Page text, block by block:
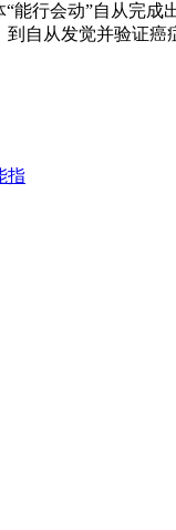
行会动”自从完成
自从发觉并验证
指